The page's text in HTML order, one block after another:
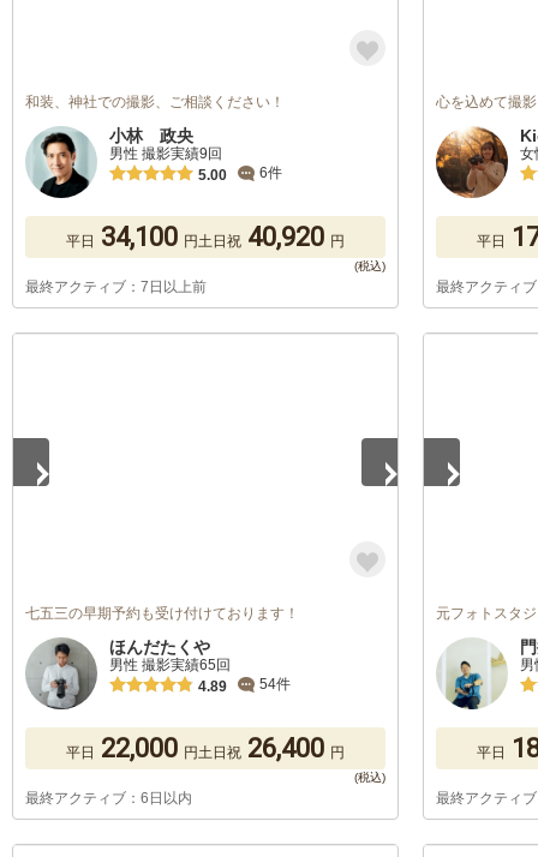
和装、神社での撮影、ご相談ください！
小林 政央
男性 撮影実績9回
5.00
6件
平日 34,100 円土日祝 40,920 円
最終アクティブ：7日以上前
心を込めて撮
女
平日
最終アクティ
七五三の早期予約も受け付けております！
ほんだたくや
男性 撮影実績65回
4.89
54件
平日 22,000 円土日祝 26,400 円
最終アクティブ：6日以内
元フォトスタ
平日
最終アクティ